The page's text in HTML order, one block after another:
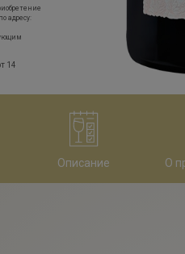
16 640
по адресу:
14
Описание О